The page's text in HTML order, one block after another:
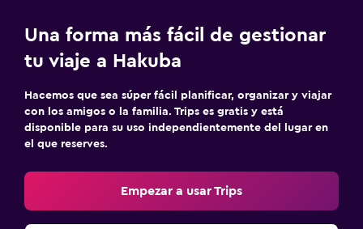
Una forma más fácil de gestionar
tu viaje a Hakuba
Hacemos que sea súper fácil planificar, organizar y viajar
con los amigos o la familia. Trips es gratis y está
disponible para su uso independientemente del lugar en
el que reserves.
Empezar a usar Trips